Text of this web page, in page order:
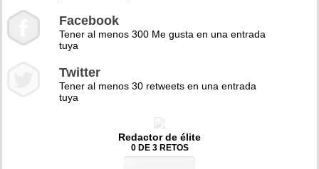
Facebook
Tener al menos 300 Me gusta en una entrada
tuya
Twitter
Tener al menos 30 retweets en una entrada
tuya
Redactor de élite
0 DE 3 RETOS